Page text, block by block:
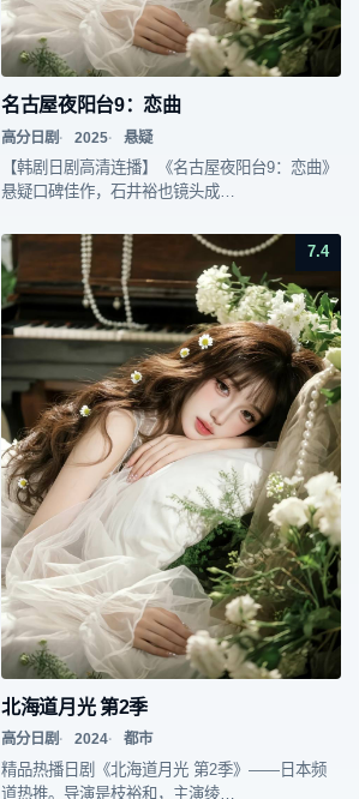
名古屋夜阳台9：恋曲
高分日剧 2025 悬疑
【韩剧日剧高清连播】《名古屋夜阳台9：恋曲》
悬疑口碑佳作，石井裕也镜头成…
7.4
北海道月光 第2季
高分日剧 2024 都市
精品热播日剧《北海道月光 第2季》——日本频
道热推。导演是枝裕和，主演绫…